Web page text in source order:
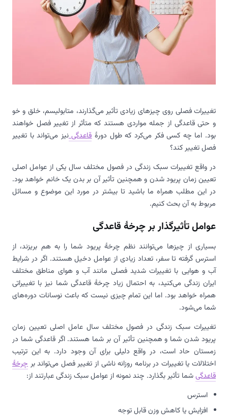
تغییرات فصلی روی چیزهای زیادی تأثیر می‌گذارند، متابولیسم، خلق و خو
و حتی قاعدگی از جمله مواردی هستند که متأثر از تغییر فصل خواهند
بود. اما چه کسی فکر می‌کرد که طول دورهٔقاعدگینیز می‌تواند با تغییر
فصل تغییر کند؟
در واقع تغییرات سبک زندگی در فصول مختلف سال یکی از عوامل اصلی
تعیین زمان پریود شدن و همچنین تأثیر آن بر بدن یک خانم خواهد بود.
در این مطلب همراه ما باشید تا بیشتر در مورد این موضوع و مسائل
مربوط به آن بحث کنیم.
عوامل تأثیرگذار بر چرخهٔ قاعدگی
بسیاری از چیزها می‌توانند نظم چرخهٔ پریود شما را به هم بریزند، از
استرس گرفته تا سفر، تعداد زیادی از عوامل دخیل هستند. اگر در شرایط
آب و هوایی با تغییرات شدید فصلی مانند آب و هوای مناطق مختلف
ایران زندگی می‌کنید، به احتمال زیاد چرخهٔ قاعدگی شما نیز با تغییراتی
همراه خواهد بود. اما این تمام چیزی نیست که باعث نوسانات دوره‌های
شما می‌شود.
تغییرات سبک زندگی در فصول مختلف سال عامل اصلی تعیین زمان
پریود شدن شما و همچنین تأثیر آن بر شما هستند. اگر قاعدگی شما در
زمستان حاد است، در واقع دلیلی برای آن وجود دارد. به این ترتیب
اختلالات یا تغییرات در برنامه روزانه ناشی از تغییر فصل می‌تواند بر چرخهٔ
قاعدگیشما تأثیر بگذارد. چند نمونه از عوامل سبک زندگی عبارتند از:
استرس
افزایش یا کاهش وزن قابل توجه